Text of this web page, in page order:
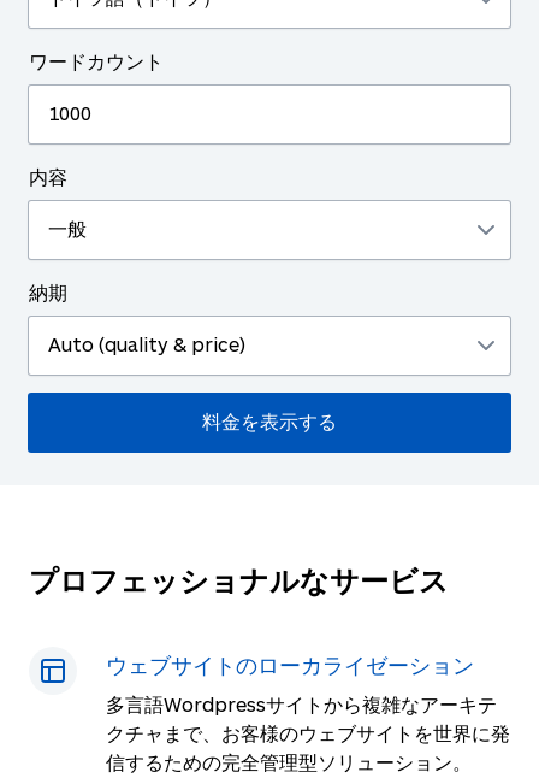
ワードカウント
内容
納期
プロフェッショナルなサービス
ウェブサイトのローカライゼーション
多言語Wordpressサイトから複雑なアーキテ
クチャまで、お客様のウェブサイトを世界に発
信するための完全管理型ソリューション。